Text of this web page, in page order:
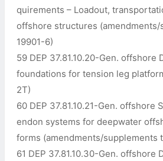
quirements – Loadout,
offshore structures (amendments/
19901-6)
59 DEP 37.81.10.20-Gen. offshore
foundations for tension leg
2T)
60 DEP 37.81.10.21-Gen. offshore
endon systems for deepwater
forms (amendments/supplements
61 DEP 37.81.10.30-Gen. offshore